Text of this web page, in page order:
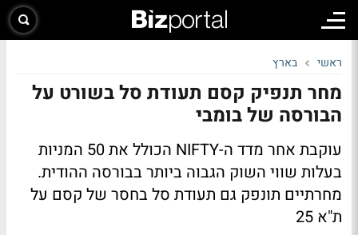
ראשי בארץ
מחר תנפיק קסם תעודת סל בשורט על
הבורסה של בומבי
עוקבת אחר מדד ה-NIFTY הכולל את 50 המניות
בעלות שווי השוק הגבוה ביותר בבורסה ההודית.
מחרתיים תונפק גם תעודת סל בחסר של קסם על
ת"א 25